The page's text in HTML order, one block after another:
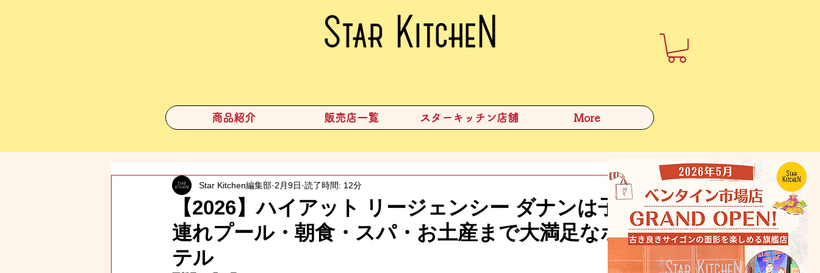
商品紹介 販売店一覧 スターキッチン店舗 More
【2026】ハイアット リージェンシー ダナンは子
連れプール・朝食・スパ・お土産まで大満足なホ
テル
Star Kitchen編集部 2月9日 読了時間: 12分